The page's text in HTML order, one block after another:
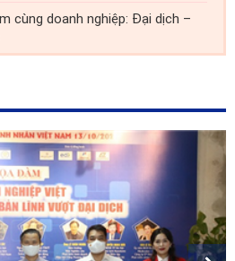
cùng doanh nghiệp: Đại dịch –